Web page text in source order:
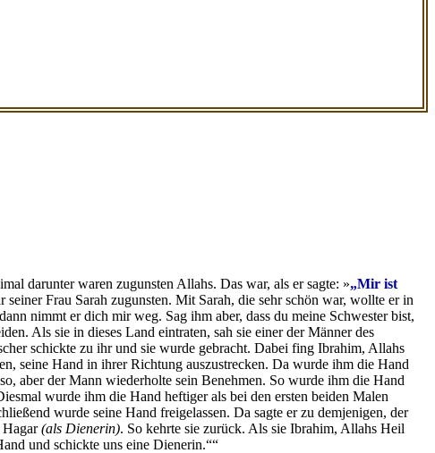
darunter waren zugunsten Allahs. Das war, als er sagte: »„Mir ist
seiner Frau Sarah zugunsten. Mit Sarah, die sehr schön war, wollte er in
nimmt er dich mir weg. Sag ihm aber, dass du meine Schwester bist,
Als sie in dieses Land eintraten, sah sie einer der Männer des
schickte zu ihr und sie wurde gebracht. Dabei fing Ibrahim, Allahs
seine Hand in ihrer Richtung auszustrecken. Da wurde ihm die Hand
aber der Mann wiederholte sein Benehmen. So wurde ihm die Hand
wurde ihm die Hand heftiger als bei den ersten beiden Malen
wurde seine Hand freigelassen. Da sagte er zu demjenigen, der
Hagar(als Dienerin). So kehrte sie zurück. Als sie Ibrahim, Allahs Heil
und schickte uns eine Dienerin.““